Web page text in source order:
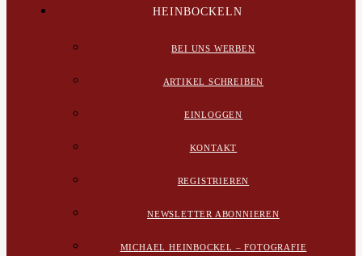
HEINBOCKELN
BEI UNS WERBEN
ARTIKEL SCHREIBEN
EINLOGGEN
KONTAKT
REGISTRIEREN
NEWSLETTER ABONNIEREN
MICHAEL HEINBOCKEL – FOTOGRAFIE